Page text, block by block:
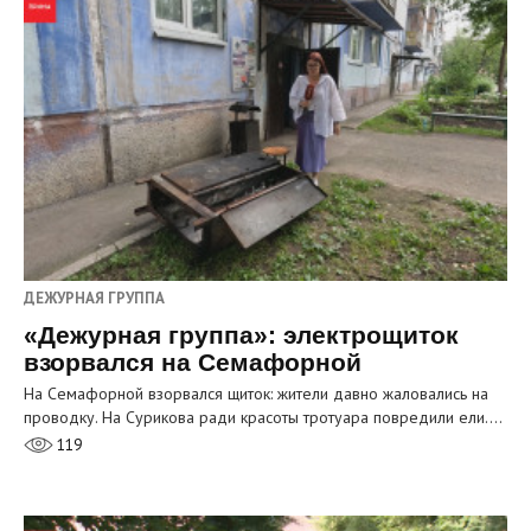
ДЕЖУРНАЯ ГРУППА
«Дежурная группа»: электрощиток
взорвался на Семафорной
На Семафорной взорвался щиток: жители давно жаловались на
проводку. На Сурикова ради красоты тротуара повредили ели.…
119